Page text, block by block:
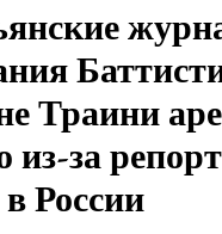
Траини
из-за
России